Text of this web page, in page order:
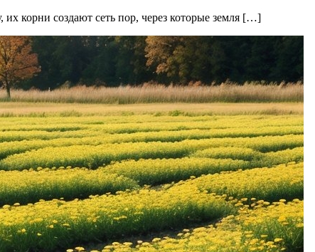
их корни создают сеть пор, через которые земля […]